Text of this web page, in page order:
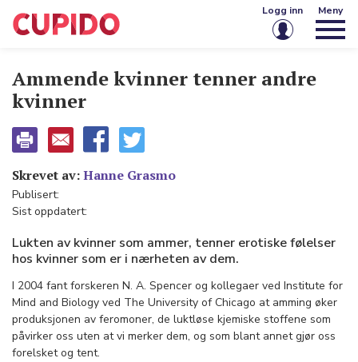
Logg inn
Husk meg på denne enheten
Glemt passord? Opprett konto
Meny
Ammende kvinner tenner andre
kvinner
Skrevet av:Hanne Grasmo
Publisert:
Sist oppdatert:
Lukten av kvinner som ammer, tenner erotiske følelser
hos kvinner som er i nærheten av dem.
I 2004 fant forskeren N. A. Spencer og kollegaer ved Institute for
Mind and Biology ved The University of Chicago at amming øker
produksjonen av feromoner, de luktløse kjemiske stoffene som
påvirker oss uten at vi merker dem, og som blant annet gjør oss
forelsket og tent.